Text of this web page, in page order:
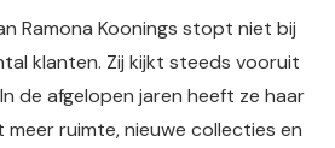
Ramona Koonings stopt niet bij
klanten. Zij kijkt steeds vooruit
de afgelopen jaren heeft ze haar
ruimte, nieuwe collecties en